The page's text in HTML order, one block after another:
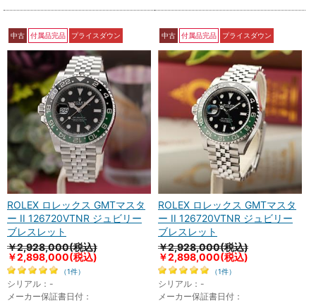
中古 付属品完品 プライスダウン
ROLEX ロレックス GMTマスタ
ー II 126720VTNR ジュビリー
ブレスレット
￥2,928,000(税込)
￥2,898,000(税込)
（1件）
シリアル：-
メーカー保証書日付：
中古 付属品完品 プライスダウン
ROLEX ロレックス GMTマスタ
ー II 126720VTNR ジュビリー
ブレスレット
￥2,928,000(税込)
￥2,898,000(税込)
（1件）
シリアル：-
メーカー保証書日付：